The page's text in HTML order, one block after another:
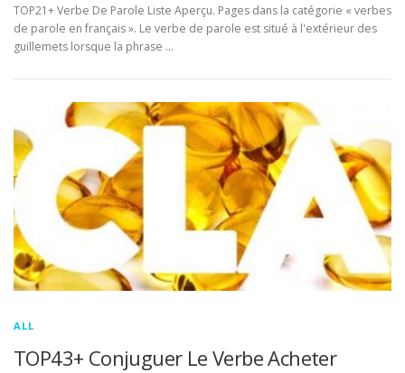
TOP21+ Verbe De Parole Liste Aperçu. Pages dans la catégorie « verbes
de parole en français ». Le verbe de parole est situé à l'extérieur des
guillemets lorsque la phrase …
ALL
TOP43+ Conjuguer Le Verbe Acheter